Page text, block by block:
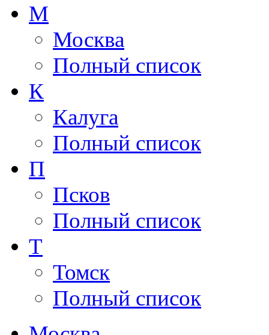
М
Москва
Полный список
К
Калуга
Полный список
П
Псков
Полный список
Т
Томск
Полный список